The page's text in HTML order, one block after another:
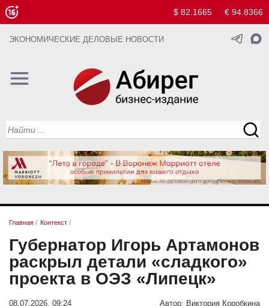
$ 82.1665 € 94.8366
ЭКОНОМИЧЕСКИЕ ДЕЛОВЫЕ НОВОСТИ
Главная / Контекст /
Губернатор Игорь Артамонов
раскрыл детали «сладкого»
проекта в ОЭЗ «Липецк»
08.07.2026, 09:24 Автор: Виктория Коробкина